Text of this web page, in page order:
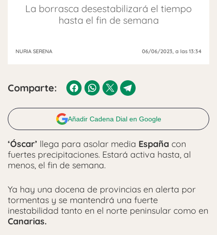
La borrasca desestabilizará el tiempo
hasta el fin de semana
NURIA SERENA 06/06/2023, a las 13:34
Comparte:
Añadir Cadena Dial en Google
‘Óscar’ llega para asolar media España con
fuertes precipitaciones. Estará activa hasta, al
menos, el fin de semana.
Ya hay una docena de provincias en alerta por
tormentas y se mantendrá una fuerte
inestabilidad tanto en el norte peninsular como en
Canarias.